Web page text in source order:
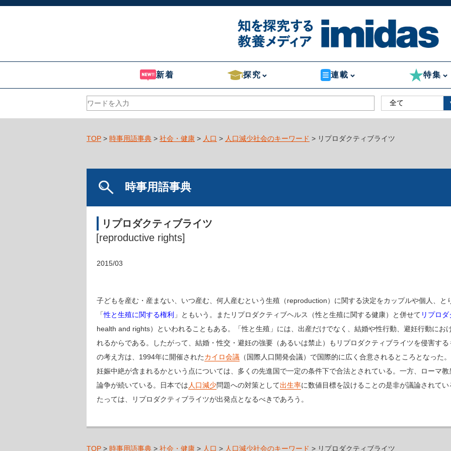
新着 探究 連載 特集
TOP > 時事用語事典 > 社会・健康 > 人口 > 人口減少社会のキーワード > リプロダクティブライツ
時事用語事典
リプロダクティブライツ
[reproductive rights]
2015/03
子どもを産む・産まない、いつ産む、何人産むという生殖（reproduction）に関する決定をカップルや個人、と
「性と生殖に関する権利 」ともいう。またリプロダクティブヘルス（性と生殖に関する健康）と併せて リプロ
health and rights）といわれることもある。「性と生殖」には、出産だけでなく、結婚や性行動、避妊行動にお
れるからである。したがって、結婚・性交・避妊の強要（あるいは禁止）もリプロダクティブライツを侵害す
の考え方は、1994年に開催されたカイロ会議 （国際人口開発会議）で国際的に広く合意されるところとなった
妊娠中絶が含まれるかという点については、多くの先進国で一定の条件下で合法とされている。一方、ローマ
論争が続いている。日本では 人口減少問題への対策として出生率に数値目標を設けることの是非が議論されてい
たっては、リプロダクティブライツが出発点となるべきであろう。
TOP > 時事用語事典 > 社会・健康 > 人口 > 人口減少社会のキーワード > リプロダクティブライツ